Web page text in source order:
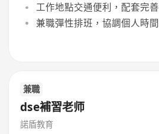
工作地點交通便利，配套完善
兼職彈性排班，協調個人時間
兼職
dse補習老师
諾盾教育